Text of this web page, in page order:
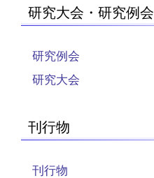
研究大会・研究例会
研究例会
研究大会
刊行物
刊行物